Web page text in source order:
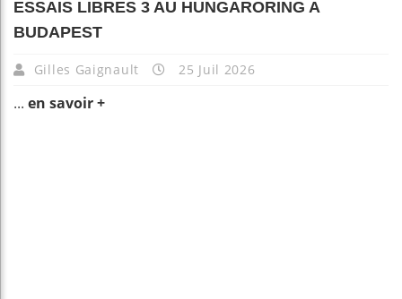
ESSAIS LIBRES 3 AU HUNGARORING A
BUDAPEST
Gilles Gaignault 25 Juil 2026
... en savoir +